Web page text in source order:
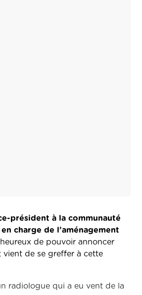
président à la communauté
en charge de l’aménagement
de pouvoir annoncer
vient de se greffer à cette
radiologue qui a eu vent de la